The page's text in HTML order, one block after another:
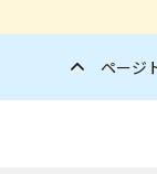
ページ